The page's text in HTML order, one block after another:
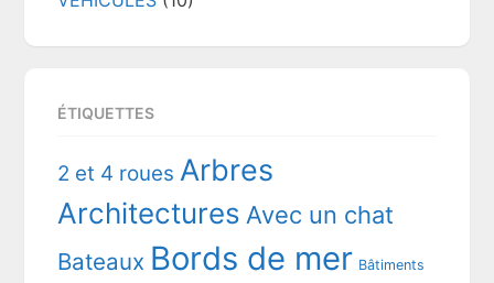
ÉTIQUETTES
2 et 4 roues Arbres
Architectures Avec un chat
Bateaux Bords de mer Bâtiments